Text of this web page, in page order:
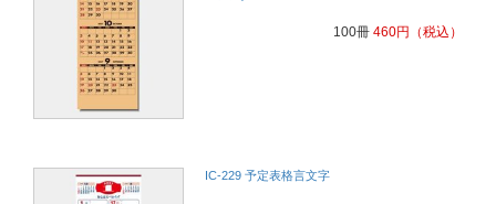
100冊 460円 （税込）
IC-229 予定表格言文字